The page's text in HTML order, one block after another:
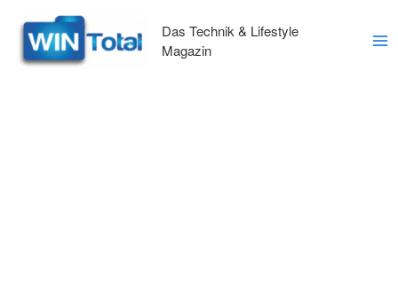
Inhalt
springen
Das Technik & Lifestyle
Magazin